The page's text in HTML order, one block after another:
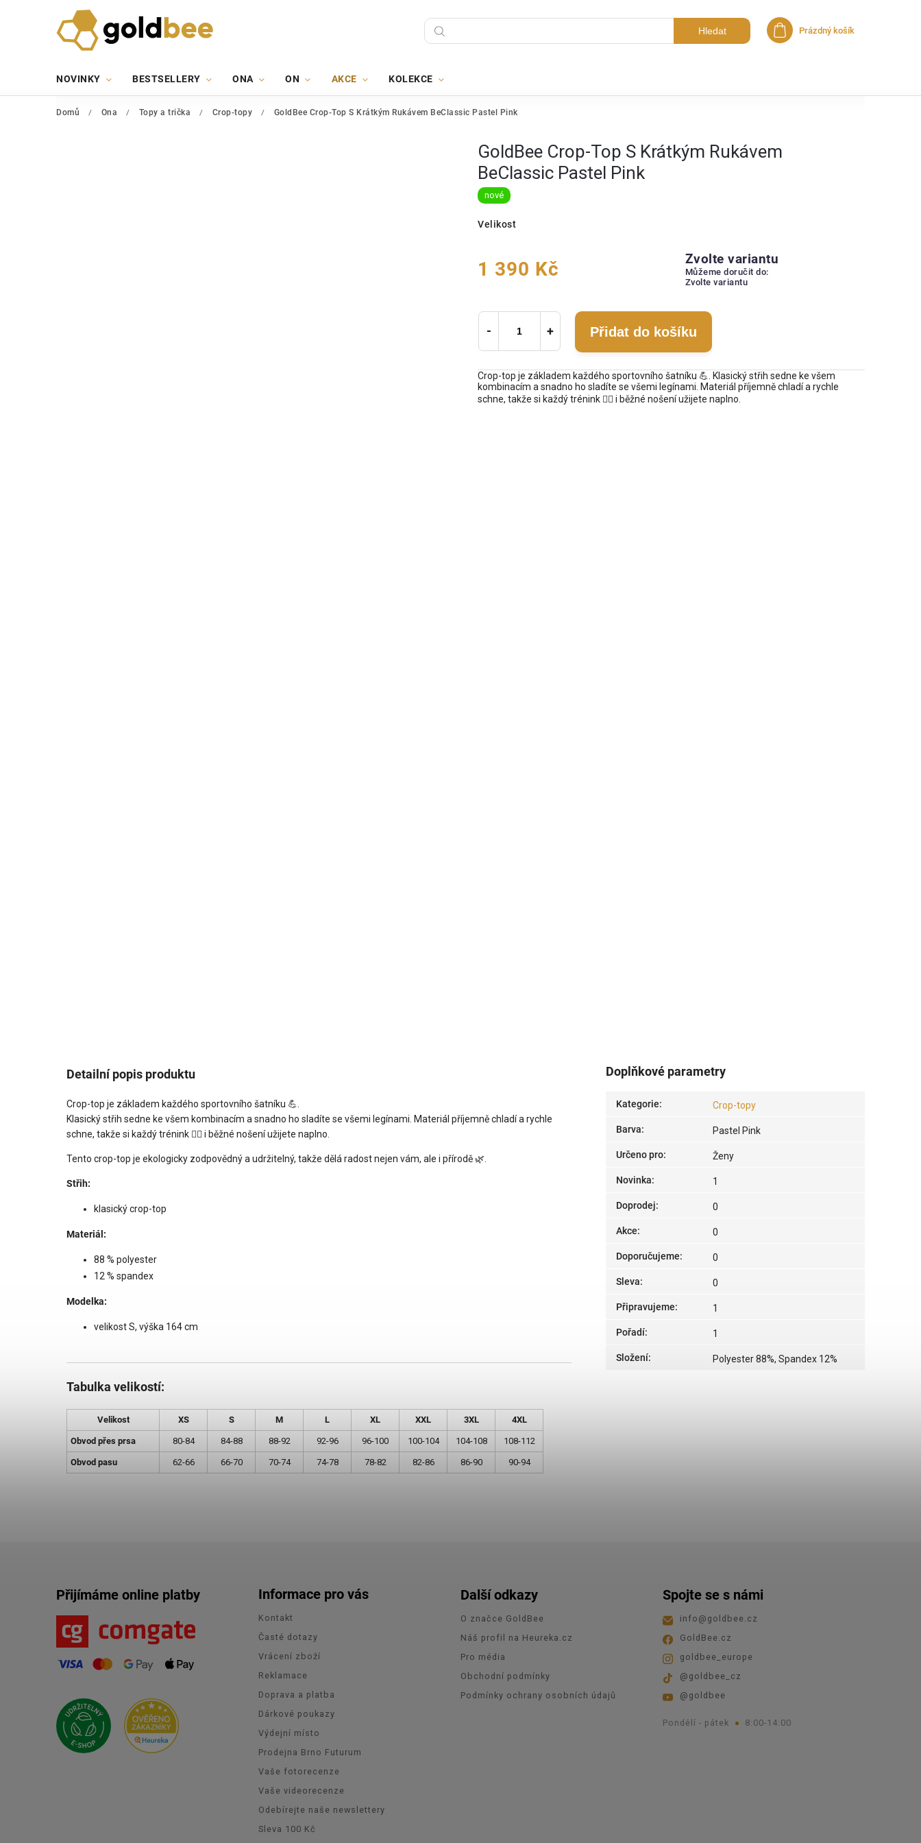
Hledat Nákupní košík
Prázdný košík
NOVINKY BESTSELLERY ONA ON AKCE KOLEKCE
Domů / Ona / Topy a trička / Crop-topy / GoldBee Crop-Top S Krátkým Rukávem BeClassic Pastel Pink
GoldBee Crop-Top S Krátkým Rukávem
BeClassic Pastel Pink
nové
Velikost
1 390 Kč Zvolte variantu
Můžeme doručit do:
Zvolte variantu
Přidat do košíku
Crop-top je základem každého sportovního šatníku 💪. Klasický střih sedne ke všem
kombinacím a snadno ho sladíte se všemi legínami. Materiál příjemně chladí a rychle
schne, takže si každý trénink 🏃‍♀ i běžné nošení užijete naplno.
Detailní popis produktu
Crop-top je základem každého sportovního šatníku 💪
Klasický střih sedne ke všem kombinacím a snadno ho sladíte se všemi legínami. Materiál příjemně chladí a rychle
schne, takže si každý trénink 🏃‍♀ i běžné nošení užijete naplno.
Tento crop-top je ekologicky zodpovědný a udržitelný, takže dělá radost nejen vám, ale i přírodě🌿
Střih:
klasický crop-top
Materiál:
88 % polyester
12 % spandex
Modelka:
velikost S, výška 164 cm
Tabulka velikostí:
Velikost XS S M L XL XXL 3XL 4XL
Obvod přes prsa 80-84 84-88 88-92 92-96 96-100 100-104 104-108 108-112
Obvod pasu 62-66 66-70 70-74 74-78 78-82 82-86 86-90 90-94
Doplňkové parametry
Kategorie: Crop-topy
Barva: Pastel Pink
Určeno pro: Ženy
Novinka: 1
Doprodej: 0
Akce: 0
Doporučujeme: 0
Sleva: 0
Připravujeme: 1
Pořadí: 1
Složení: Polyester 88%, Spandex 12%
Přijímáme online platby Informace pro vás
Kontakt
Časté dotazy
Vrácení zboží
Reklamace
Doprava a platba
Dárkové poukazy
Výdejní místo
Prodejna Brno Futurum
Vaše fotorecenze
Vaše videorecenze
Odebírejte naše newslettery
Sleva 100 Kč
Další odkazy
O značce GoldBee
Náš profil na Heureka.cz
Pro média
Obchodní podmínky
Podmínky ochrany osobních údajů
Spojte se s námi
info @ goldbee.cz
GoldBee.cz
goldbee_europe
@goldbee_cz
@goldbee
Pondělí - pátek 8:00-14:00